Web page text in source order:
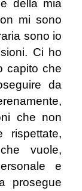
della mia
mi sono
sono io
Ci ho
capito che
da
che non
rispettate,
vuole,
e
prosegue